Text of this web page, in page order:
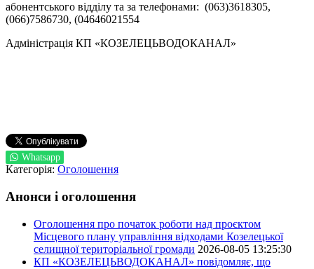
абонентського відділу та за телефонами: (063)3618305,
(066)7586730, (04646021554
Адміністрація КП «КОЗЕЛЕЦЬВОДОКАНАЛ»
Whatsapp
Категорія: Оголошення
Анонси і оголошення
Оголошення про початок роботи над проєктом
Місцевого плану управління відходами Козелецької
селищної територіальної громади 2026-08-05 13:25:30
КП «КОЗЕЛЕЦЬВОДОКАНАЛ» повідомляє, що